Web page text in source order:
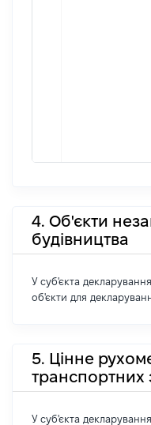
4. Об'єкти
будівництва
У суб'єкта декларування
об'єкти для
5. Цінне
транспортних
У суб'єкта декларування